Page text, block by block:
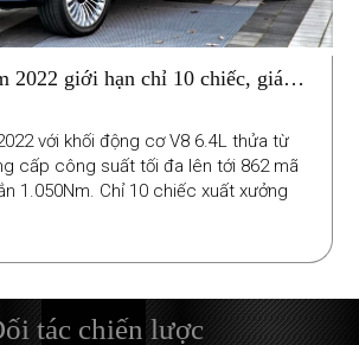
2022 giới hạn chỉ 10 chiếc, giá
với khối động cơ V8 6.4L thửa từ
cấp công suất tối đa lên tới 862 mã
1.050Nm. Chỉ 10 chiếc xuất xưởng
tác chiến lược